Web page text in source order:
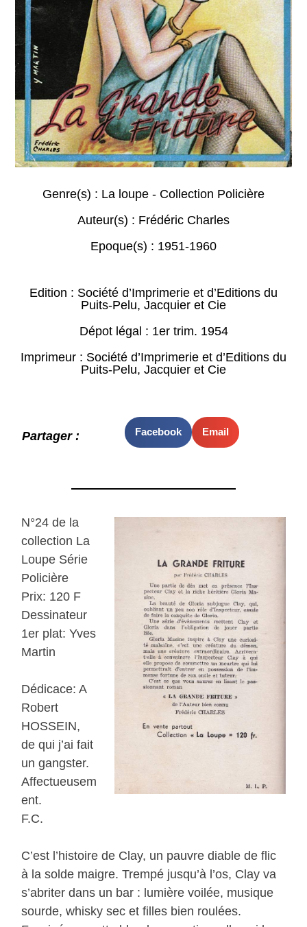
Genre(s) : La loupe - Collection Policière
Auteur(s) : Frédéric Charles
Epoque(s) : 1951-1960
Edition : Société d’Imprimerie et d’Editions du
Puits-Pelu, Jacquier et Cie
Dépot légal : 1er trim. 1954
Imprimeur : Société d’Imprimerie et d’Editions du
Puits-Pelu, Jacquier et Cie
Partager : Facebook Email
N°24 de la
collection La
Loupe Série
Policière
Prix: 120 F
Dessinateur
1er plat: Yves
Martin
Dédicace: A
Robert
HOSSEIN,
de qui j’ai fait
un gangster.
Affectueusem
ent.
F.C.
C’est l’histoire de Clay, un pauvre diable de flic
à la solde maigre. Trempé jusqu’à l’os, Clay va
s’abriter dans un bar : lumière voilée, musique
sourde, whisky sec et filles bien roulées.